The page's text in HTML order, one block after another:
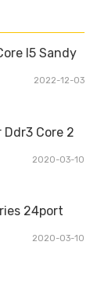
I5 Sandy
2022-12-03
Core 2
2020-03-10
24port
2020-03-10